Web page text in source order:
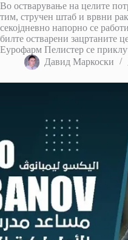
Во остварување на целите
тим, стручен штаб и врвни
секојдневно напорно се
билте остварени зацртаните
Еурофарм Пелистер се
Давид Маркоски